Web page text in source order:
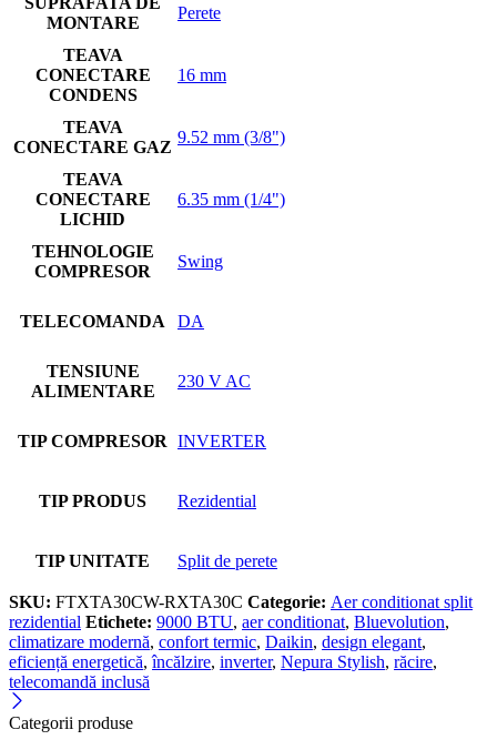
MONTARE
Perete
TEAVA
CONECTARE
CONDENS
16 mm
TEAVA
CONECTARE GAZ
9.52 mm (3/8")
TEAVA
CONECTARE
LICHID
6.35 mm (1/4")
TEHNOLOGIE
COMPRESOR
Swing
TELECOMANDA DA
TENSIUNE
ALIMENTARE
230 V AC
TIP COMPRESOR INVERTER
TIP PRODUS Rezidential
TIP UNITATE Split de perete
SKU: FTXTA30CW-RXTA30C Categorie: Aer conditionat split
rezidential Etichete: 9000 BTU, aer conditionat, Bluevolution,
climatizare modernă, confort termic, Daikin, design elegant,
eficiență energetică,încălzire, inverter, Nepura Stylish, răcire,
telecomandă inclusă
Categorii produse